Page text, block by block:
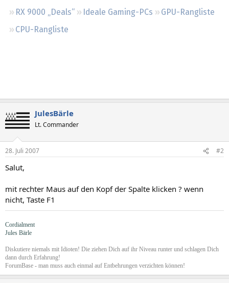
RX 9000 „Deals“
Ideale Gaming-PCs
GPU-Rangliste
CPU-Rangliste
JulesBärle
Lt. Commander
28. Juli 2007 #2
Salut,
mit rechter Maus auf den Kopf der Spalte klicken ? wenn
nicht, Taste F1
Cordialment
Jules Bärle
Diskutiere niemals mit Idioten! Die ziehen Dich auf ihr Niveau runter und schlagen Dich
dann durch Erfahrung!
ForumBase - man muss auch einmal auf Entbehrungen verzichten können!